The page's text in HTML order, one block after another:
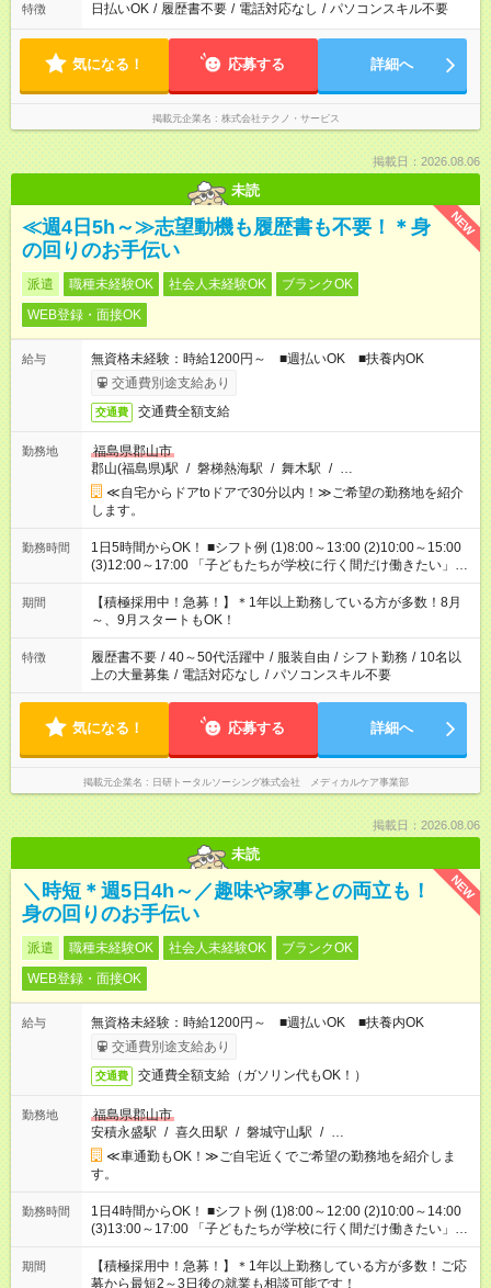
特徴 日払いOK / 履歴書不要 / 電話対応なし / パソコンスキル不要
気になる！ 応募する 詳細へ
掲載元企業名 株式会社テクノ・サービス
掲載日：2026.08.06
未読
NEW
≪週4日5h～≫志望動機も履歴書も不要！＊身
の回りのお手伝い
派遣 職種未経験OK 社会人未経験OK
ブランクOK
WEB登録・面接OK
給与
無資格未経験：時給1200円～ ■週払いOK ■扶養内OK
交通費別途支給あり
交通費 交通費全額支給
勤務地
福島県郡山市
郡山(福島県)駅 / 磐梯熱海駅 / 舞木駅 / …
≪自宅からドアtoドアで30分以内！≫ご希望の勤務地を紹介
します。
勤務時間
1日5時間からOK！ ■シフト例 (1)8:00～13:00 (2)10:00～15:00
(3)12:00～17:00 「子どもたちが学校に行く間だけ働きたい」
「余裕を持って夕飯の準備がしたい」 「午前中は働いて、午後
はプライベートの時間にしたい」 など、ご希望を教えてくださ
いね。 ※Wワーク希望の方へ 今ご覧のお仕事で希望する勤務時
間と、もう1つのお仕事の勤務時間。 合計で週40時間を超える
場合は応募できません。
期間
【積極採用中！急募！】＊1年以上勤務している方が多数！8月
～、9月スタートもOK！
特徴 履歴書不要 / 40～50代活躍中 / 服装自由 / シフト勤務 / 10名以
上の大量募集 / 電話対応なし / パソコンスキル不要
気になる！ 応募する 詳細へ
掲載元企業名 日研トータルソーシング株式会社 メディカルケア事業部
掲載日：2026.08.06
未読
NEW
＼時短＊週5日4h～／趣味や家事との両立も！
身の回りのお手伝い
派遣 職種未経験OK 社会人未経験OK
ブランクOK
WEB登録・面接OK
給与
無資格未経験：時給1200円～ ■週払いOK ■扶養内OK
交通費別途支給あり
交通費 交通費全額支給（ガソリン代もOK！）
勤務地
福島県郡山市
安積永盛駅 / 喜久田駅 / 磐城守山駅 / …
≪車通勤もOK！≫ご自宅近くでご希望の勤務地を紹介しま
す。
勤務時間
1日4時間からOK！ ■シフト例 (1)8:00～12:00 (2)10:00～14:00
(3)13:00～17:00 「子どもたちが学校に行く間だけ働きたい」
「余裕を持って夕飯の準備がしたい」 「午前中は働いて、午後
はプライベートの時間にしたい」 など、ご希望を教えてくださ
いね。 ※Wワーク希望の方へ 今ご覧のお仕事で希望する勤務時
期間
【積極採用中！急募！】＊1年以上勤務している方が多数！ご応
募から最短2～3日後の就業も相談可能です！